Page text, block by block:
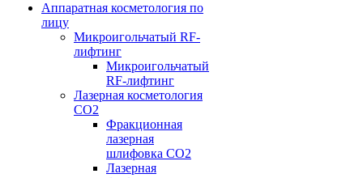
Аппаратная косметология по
лицу
Микроигольчатый RF-
лифтинг
Микроигольчатый
RF-лифтинг
Лазерная косметология
CO2
Фракционная
лазерная
шлифовка CO2
Лазерная